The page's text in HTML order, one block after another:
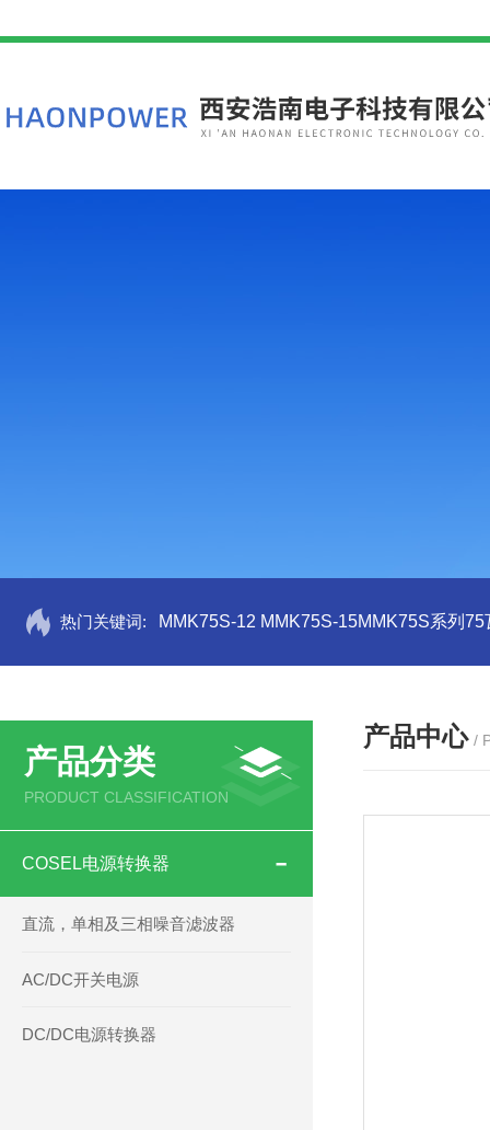
热门关键词: MMK75S-12 MMK75S-15MMK75S系列
产品分类
PRODUCT CLASSIFICATION
COSEL电源转换器
直流，单相及三相噪音滤波器
AC/DC开关电源
DC/DC电源转换器
产品中心 /